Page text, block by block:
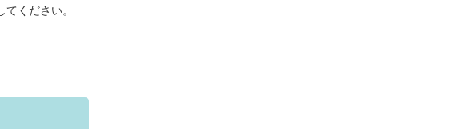
ください。